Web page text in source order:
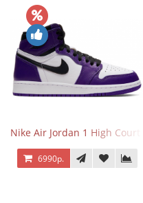
Nike Air Jordan 1 High Court
6990р.